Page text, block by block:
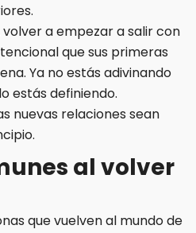
a empezar a salir con
que sus primeras
Ya no estás adivinando
estás definiendo.
nuevas relaciones sean
al volver
que vuelven al mundo de